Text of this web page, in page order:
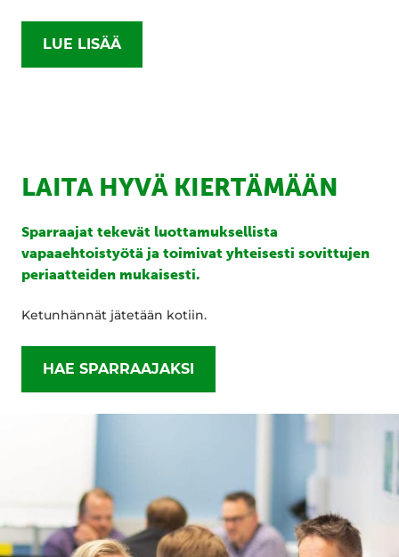
LUE LISÄÄ
LAITA HYVÄ KIERTÄMÄÄN
Sparraajat tekevät luottamuksellista
vapaaehtoistyötä ja toimivat yhteisesti sovittujen
periaatteiden mukaisesti.
Ketunhännät jätetään kotiin.
HAE SPARRAAJAKSI